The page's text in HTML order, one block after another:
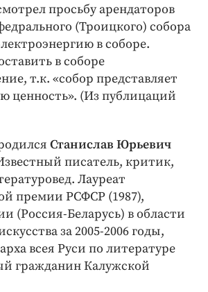
просьбу арендаторов
(Троицкого) собора
в соборе.
в соборе
т.к. «собор представляет
ценность». (Из публицаций
Станислав Юрьевич
писатель, критик,
Лауреат
премии РСФСР (1987),
(Россия-Беларусь) в области
за 2005-2006 годы,
всея Руси по литературе
гражданин Калужской